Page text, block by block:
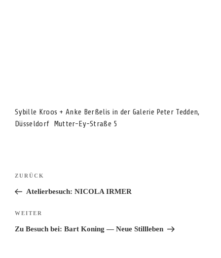
Sybille Kroos + Anke Berßelis in der Galerie Peter Tedden,
Düsseldorf Mutter-Ey-Straße 5
Beitragsnavigation
Vorheriger
Beitrag
ZURÜCK
Atelierbesuch: NICOLA IRMER
Nächster
Beitrag
WEITER
Zu Besuch bei: Bart Koning — Neue Stillleben